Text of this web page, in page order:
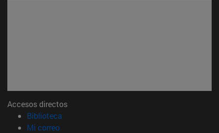
Accesos directos
Biblioteca
Mi correo(abre en nueva ventana)